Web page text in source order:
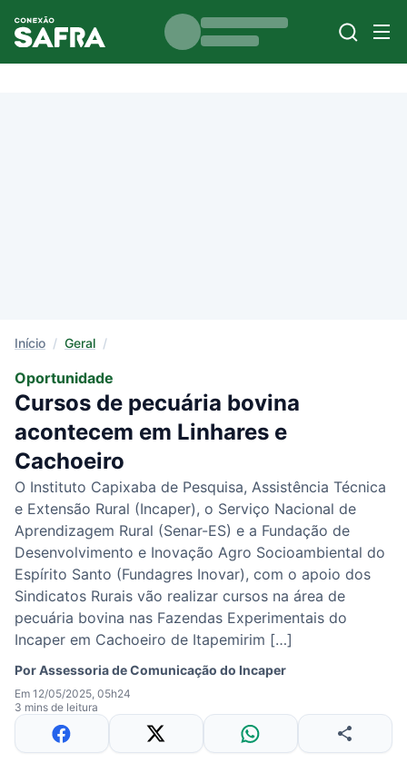
Início / Geral /
Oportunidade
Cursos de pecuária bovina
acontecem em Linhares e
Cachoeiro
O Instituto Capixaba de Pesquisa, Assistência Técnica
e Extensão Rural (Incaper), o Serviço Nacional de
Aprendizagem Rural (Senar-ES) e a Fundação de
Desenvolvimento e Inovação Agro Socioambiental do
Espírito Santo (Fundagres Inovar), com o apoio dos
Sindicatos Rurais vão realizar cursos na área de
pecuária bovina nas Fazendas Experimentais do
Incaper em Cachoeiro de Itapemirim […]
PorAssessoria de Comunicação do Incaper
Em 12/05/2025, 05h24
3 mins de leitura